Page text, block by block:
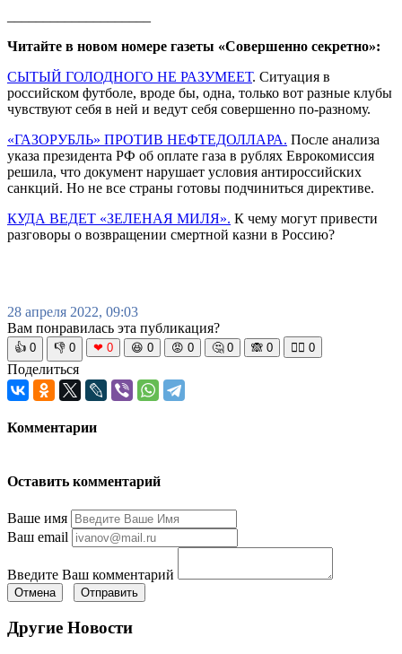
Читайте в новом номере газеты «Совершенно секретно»:
СЫТЫЙ ГОЛОДНОГО НЕ РАЗУМЕЕТ. Ситуация в
российском футболе, вроде бы, одна, только вот разные клубы
чувствуют себя в ней и ведут себя совершенно по-разному.
«ГАЗОРУБЛЬ» ПРОТИВ НЕФТЕДОЛЛАРА. После анализа
указа президента РФ об оплате газа в рублях Еврокомиссия
решила, что документ нарушает условия антироссийских
санкций. Но не все страны готовы подчиниться директиве.
КУДА ВЕДЕТ «ЗЕЛЕНАЯ МИЛЯ». К чему могут привести
разговоры о возвращении смертной казни в Россию?
28 апреля 2022, 09:03
Вам понравилась эта публикация?
👍 0 👎 0 ❤ 0 😆 0 😡 0 🤔 0 🙈 0 🧘‍♀️ 0
Поделиться
Комментарии
Оставить комментарий
Ваше имя
Ваш email
Введите Ваш комментарий
Отмена Отправить
Другие Новости